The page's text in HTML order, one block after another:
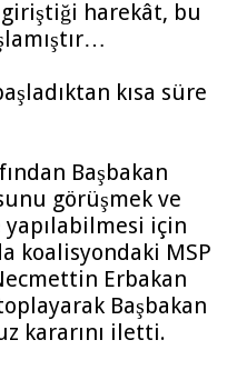
harekât, bu
kısa süre
Başbakan
görüşmek ve
için
koalisyondaki MSP
Erbakan
Başbakan
kararını iletti.